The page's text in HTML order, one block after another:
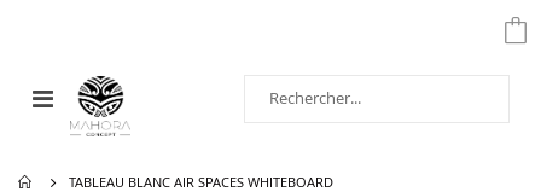
Affichage
navigation
TABLEAU BLANC AIR SPACES WHITEBOARD